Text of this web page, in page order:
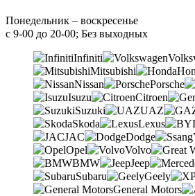
Понедельник – воскресенье
с 9-00 до 20-00; Без выходных
Infiniti
Mitsubishi
Nissan
Porsche
Isuzu
Citroen
Suzuki
UAZ
Skoda
Lexus
JAC
Dodge
Opel
Volvo
BMW
Jeep
Subaru
Geely
General Motors